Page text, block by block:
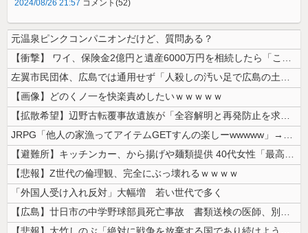
2024/08/26 21:57 コメント(52)
元温泉ピンクコンパニオンだけど、質問ある？
【衝撃】 ワイ、保険金2億円と遺産6000万円を相続したら「こう」なっ...
左翼市民団体、広島では通用せず「人殺しの汚い足で広島の土を踏むな！」→...
【画像】どのくノ一を快楽責めしたいｗｗｗｗｗ
【拡散希望】辺野古転覆事故遺族が「全容解明と再発防止を求める会」設立 ...
JRPG「他人の家漁ってアイテムGETすんの楽しーwwwww」→欧米で...
【避難所】キッチンカー、から揚げや麺類提供 40代女性「最高、パン中心...
【悲報】Z世代の倫理観、完全にぶっ壊れるｗｗｗｗ
「外国人受け入れ反対」大幅増 若い世代で多く
【広島】廿日市の中学野球部員死亡事故 書類送検の医師、別人のCT画像で...